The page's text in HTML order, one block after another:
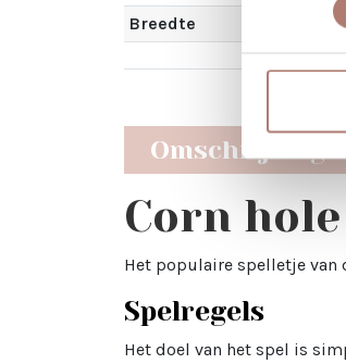
Breedte
Omschrijving
Corn
Het populaire spelletje
Spelregels
Het doel van het spel is